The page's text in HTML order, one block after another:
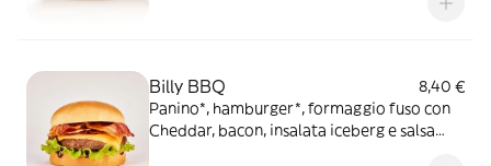
Billy BBQ
8,40 €
Panino*, hamburger*, formaggio fuso con
Cheddar, bacon, insalata iceberg e salsa